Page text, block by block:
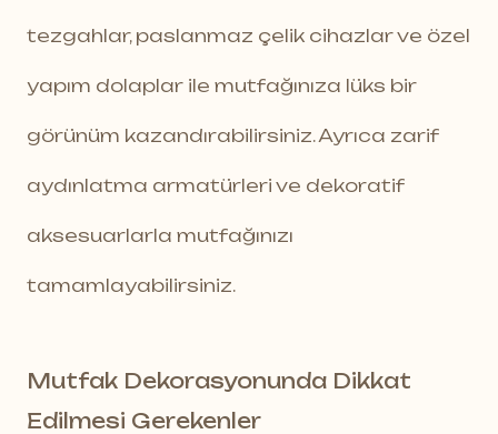
tezgahlar, paslanmaz çelik cihazlar ve özel
yapım dolaplar ile mutfağınıza lüks bir
görünüm kazandırabilirsiniz. Ayrıca zarif
aydınlatma armatürleri ve dekoratif
aksesuarlarla mutfağınızı
tamamlayabilirsiniz.
Mutfak Dekorasyonunda Dikkat
Edilmesi Gerekenler